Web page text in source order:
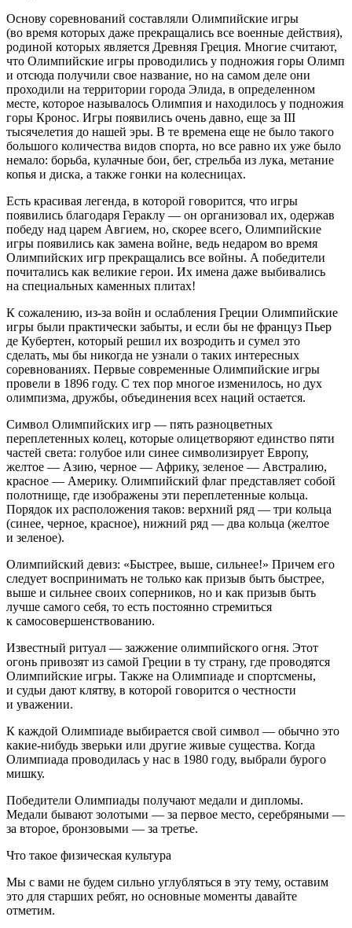
Основу соревнований составляли Олимпийские игры
(во время которых даже прекращались все военные действия),
родиной которых является Древняя Греция. Многие считают,
что Олимпийские игры проводились у подножия горы Олимп
и отсюда получили свое название, но на самом деле они
проходили на территории города Элида, в определенном
месте, которое называлось Олимпия и находилось у подножия
горы Кронос. Игры появились очень давно, еще за III
тысячелетия до нашей эры. В те времена еще не было такого
большого количества видов спорта, но все равно их уже было
немало: борьба, кулачные бои, бег, стрельба из лука, метание
копья и диска, а также гонки на колесницах.
Есть красивая легенда, в которой говорится, что игры
появились благодаря Гераклу — он организовал их, одержав
победу над царем Авгием, но, скорее всего, Олимпийские
игры появились как замена войне, ведь недаром во время
Олимпийских игр прекращались все войны. А победители
почитались как великие герои. Их имена даже выбивались
на специальных каменных плитах!
К сожалению, из-за войн и ослабления Греции Олимпийские
игры были практически забыты, и если бы не француз Пьер
де Кубертен, который решил их возродить и сумел это
сделать, мы бы никогда не узнали о таких интересных
соревнованиях. Первые современные Олимпийские игры
провели в 1896 году. С тех пор многое изменилось, но дух
олимпизма, дружбы, объединения всех наций остается.
Символ Олимпийских игр — пять разноцветных
переплетенных колец, которые олицетворяют единство пяти
частей света: голубое или синее символизирует Европу,
желтое — Азию, черное — Африку, зеленое — Австралию,
красное — Америку. Олимпийский флаг представляет собой
полотнище, где изображены эти переплетенные кольца.
Порядок их расположения таков: верхний ряд — три кольца
(синее, черное, красное), нижний ряд — два кольца (желтое
и зеленое).
Олимпийский девиз: «Быстрее, выше, сильнее!» Причем его
следует воспринимать не только как призыв быть быстрее,
выше и сильнее своих соперников, но и как призыв быть
лучше самого себя, то есть постоянно стремиться
к самосовершенствованию.
Известный ритуал — зажжение олимпийского огня. Этот
огонь привозят из самой Греции в ту страну, где проводятся
Олимпийские игры. Также на Олимпиаде и спортсмены,
и судьи дают клятву, в которой говорится о честности
и уважении.
К каждой Олимпиаде выбирается свой символ — обычно это
какие-нибудь зверьки или другие живые существа. Когда
Олимпиада проводилась у нас в 1980 году, выбрали бурого
мишку.
Победители Олимпиады получают медали и дипломы.
Медали бывают золотыми — за первое место, серебряными —
за второе, бронзовыми — за третье.
Что такое физическая культура
Мы с вами не будем сильно углубляться в эту тему, оставим
это для старших ребят, но основные моменты давайте
отметим.